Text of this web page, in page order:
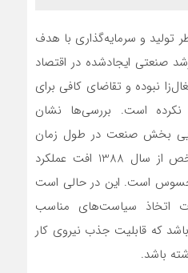
تولید و سرمایه‌گذاری با هدف
صنعتی ایجادشده در اقتصاد
نبوده و تقاضای کافی برای
نکرده است. بررسی‌‌‌ها نشان
بخش صنعت در طول زمان
کاهش یافته و به‌طور مشخص از سال 1388 افت عملکرد
است. این در حالی است
سیاست‌‌‌های مناسب
که قابلیت جذب نیروی کار
باشد.